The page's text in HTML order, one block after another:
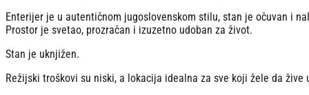
Enterijer je u autentičnom jugoslovenskom stilu, stan je očuvan i
Prostor je svetao, prozračan i izuzetno udoban za život.
Stan je uknjižen.
Režijski troškovi su niski, a lokacija idealna za sve koji žele da žive